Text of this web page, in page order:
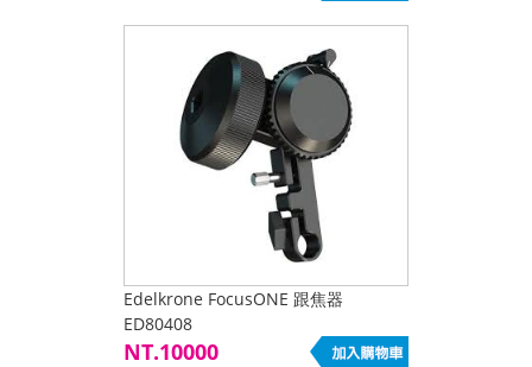
Edelkrone FocusONE 跟焦器
ED80408
NT.10000